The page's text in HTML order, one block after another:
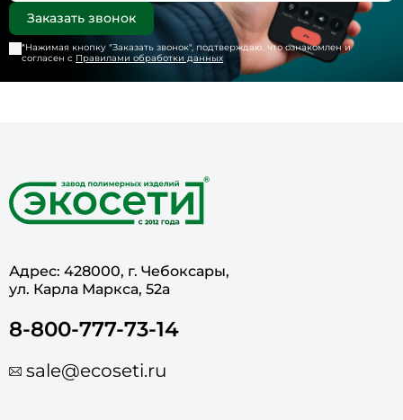
*Нажимая кнопку "Заказать звонок", подтверждаю, что ознакомлен и
согласен с Правилами обработки данных
Адрес: 428000, г. Чебоксары,
ул. Карла Маркса, 52а
8-800-777-73-14
sale@ecoseti.ru